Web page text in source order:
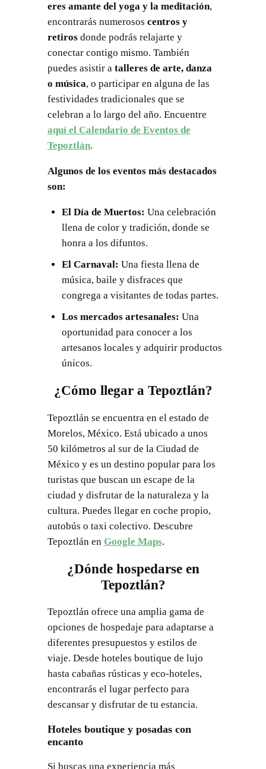
eres amante del yoga y la meditación,
encontrarás numerosos centros y
retirosdonde podrás relajarte y
conectar contigo mismo. También
puedes asistir a talleres de arte, danza
o música, o participar en alguna de las
festividades tradicionales que se
celebran a lo largo del año. Encuentre
aquí el Calendario de Eventos de
Tepoztlán.
Algunos de los eventos más destacados
son:
El Día de Muertos: Una celebración
llena de color y tradición, donde se
honra a los difuntos.
El Carnaval: Una fiesta llena de
música, baile y disfraces que
congrega a visitantes de todas partes.
Los mercados artesanales: Una
oportunidad para conocer a los
artesanos locales y adquirir productos
únicos.
¿Cómo llegar a Tepoztlán?
Tepoztlán se encuentra en el estado de
Morelos, México. Está ubicado a unos
50 kilómetros al sur de la Ciudad de
México y es un destino popular para los
turistas que buscan un escape de la
ciudad y disfrutar de la naturaleza y la
cultura. Puedes llegar en coche propio,
autobús o taxi colectivo. Descubre
Tepoztlán en Google Maps.
¿Dónde hospedarse en
Tepoztlán?
Tepoztlán ofrece una amplia gama de
opciones de hospedaje para adaptarse a
diferentes presupuestos y estilos de
viaje. Desde hoteles boutique de lujo
hasta cabañas rústicas y eco-hoteles,
encontrarás el lugar perfecto para
descansar y disfrutar de tu estancia.
Hoteles boutique y posadas con
encanto
Si buscas una experiencia más